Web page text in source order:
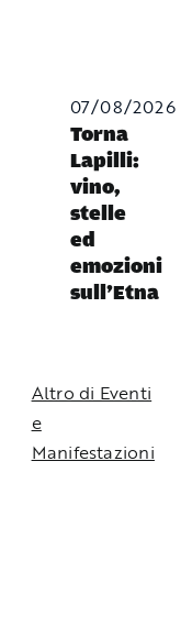
07/08/2026
Torna
Lapilli:
vino,
stelle
ed
emozioni
sull’Etna
Altro di Eventi
e
Manifestazioni